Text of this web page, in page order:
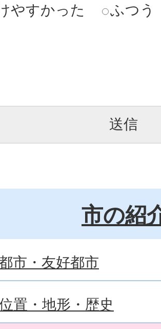
やすかった
ふつう
市の紹
市・友好都市
置・地形・歴史